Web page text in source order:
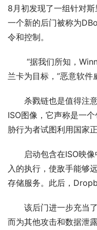
8月初发现了一组针对
一个新的后门被称为
令和控制。
“据我们所知，
兰卡为目标，”恶意软件
杀戮链也是值得注
ISO图像，它声称是一
胁行为者试图利用国家
启动包含在ISO映
入的执行，使敌手能够
存储服务。此后，
该后门进一步充当
而为其他攻击和数据泄